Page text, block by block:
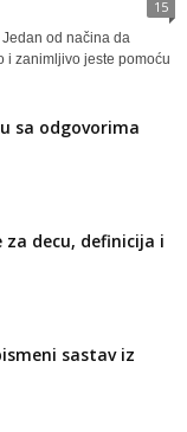
15
od načina da
i zanimljivo jeste pomoću
sa odgovorima
za decu, definicija i
sastav iz